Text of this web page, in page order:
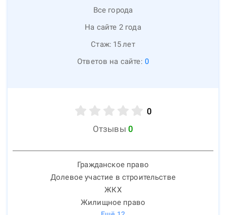
Все города
На сайте 2 года
Стаж: 15лет
Ответов на сайте: 0
0
Отзывы 0
Гражданское право
Долевое участие в строительстве
ЖКХ
Жилищное право